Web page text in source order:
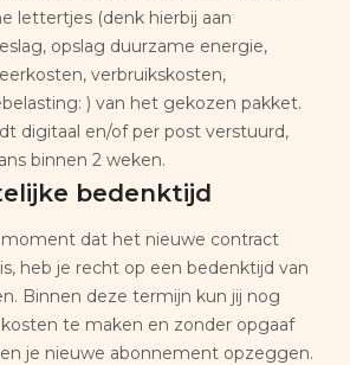
lettertjes (denk hierbij aan
opslag duurzame energie,
verbruikskosten,
) van het gekozen pakket.
digitaal en/of per post verstuurd,
binnen 2 weken.
bedenktijd
dat het nieuwe contract
heb je recht op een bedenktijd van
Binnen deze termijn kun jij nog
te maken en zonder opgaaf
je nieuwe abonnement opzeggen.